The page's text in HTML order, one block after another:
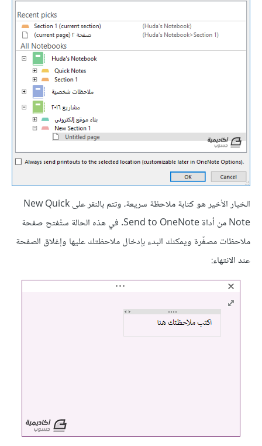
الخيار الأخير هو كتابة ملاحظة سريعة، وتتم بالنقر على New Quick
Note من أداة Send to OneNote. في هذه الحالة ستُفتح صفحة
ملاحظات مصغّرة ويمكنك البدء بإدخال ملاحظتك عليها وإغلاق الصفحة
عند الانتهاء: